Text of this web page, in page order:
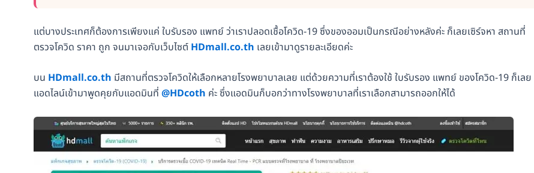
แต่บางประเทศก็ต้องการเพียงแค่ ใบรับรอง แพทย์ ว่าเราปลอดเชื้อโควิด-19 ซึ่งของออมเป็นกรณีอย่างหลังค่ะ ก็เลยเซิร์จหา สถานที่
ตรวจโควิด ราคา ถูก จนมาเจอกับเว็บไซต์ HDmall.co.th เลยเข้ามาดูรายละเอียดค่ะ
บน HDmall.co.th มีสถานที่ตรวจโควิดให้เลือกหลายโรงพยาบาลเลย แต่ด้วยความที่เราต้องใช้ ใบรับรอง แพทย์ ของโควิด-19 ก็เลย
แอดไลน์เข้ามาพูดคุยกับแอดมินที่ @HDcoth ค่ะ ซึ่งแอดมินก็บอกว่าทางโรงพยาบาลที่เราเลือกสามารถออกให้ได้